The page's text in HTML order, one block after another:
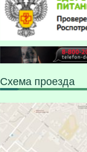
Схема проезда